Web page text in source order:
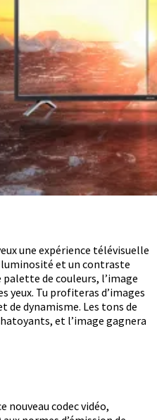
une expérience télévisuelle
luminosité et un contraste
de couleurs, l’image
yeux. Tu profiteras d’images
de dynamisme. Les tons de
et l’image gagnera
nouveau codec vidéo,